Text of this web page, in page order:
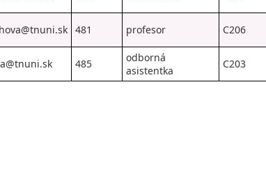
481 profesor C206
485
odborná
asistentka
C203